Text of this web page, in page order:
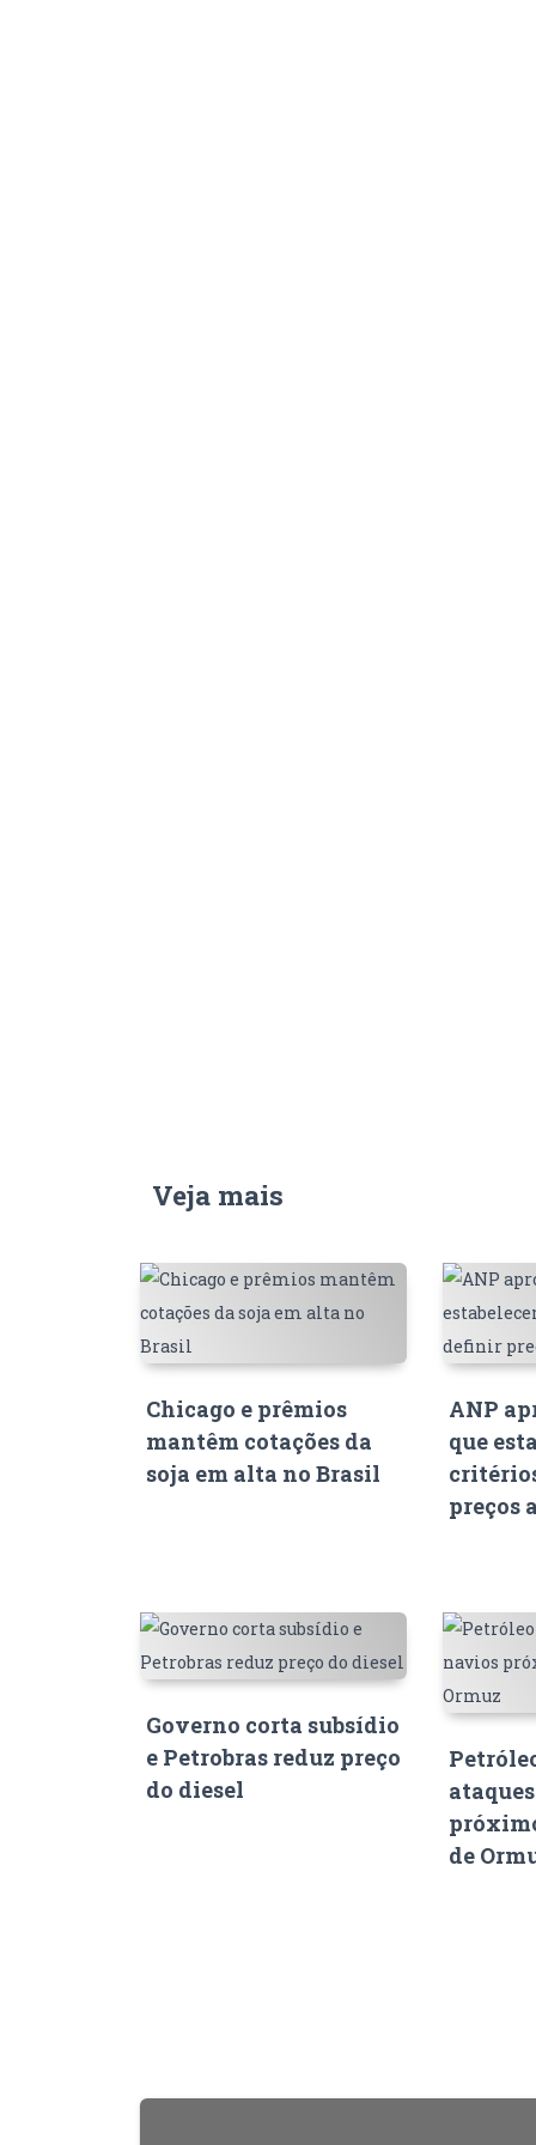
Veja mais
Chicago e prêmios
mantêm cotações da
soja em alta no Brasil
ANP
que
preços
Governo corta subsídio
e Petrobras reduz preço
do diesel
de